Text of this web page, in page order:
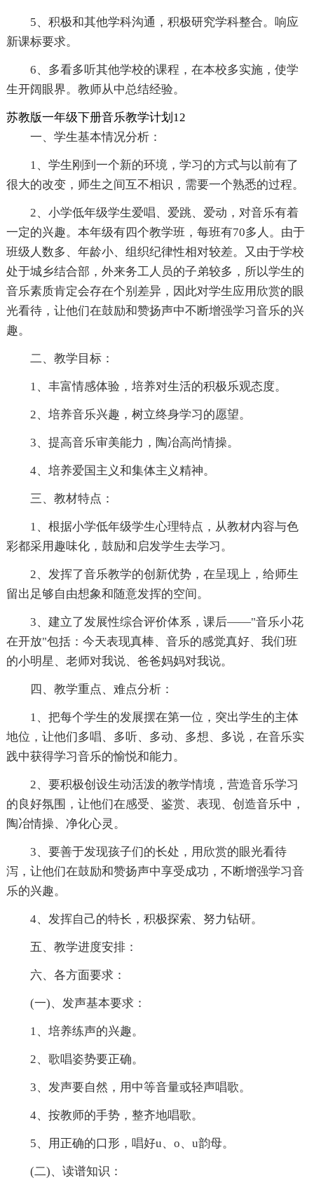
5、积极和其他学科沟通，积极研究学科整合。响应
新课标要求。
6、多看多听其他学校的课程，在本校多实施，使学
生开阔眼界。教师从中总结经验。
苏教版一年级下册音乐教学计划12
一、学生基本情况分析：
1、学生刚到一个新的环境，学习的方式与以前有了
很大的改变，师生之间互不相识，需要一个熟悉的过程。
2、小学低年级学生爱唱、爱跳、爱动，对音乐有着
一定的兴趣。本年级有四个教学班，每班有70多人。由于
班级人数多、年龄小、组织纪律性相对较差。又由于学校
处于城乡结合部，外来务工人员的子弟较多，所以学生的
音乐素质肯定会存在个别差异，因此对学生应用欣赏的眼
光看待，让他们在鼓励和赞扬声中不断增强学习音乐的兴
趣。
二、教学目标：
1、丰富情感体验，培养对生活的积极乐观态度。
2、培养音乐兴趣，树立终身学习的愿望。
3、提高音乐审美能力，陶冶高尚情操。
4、培养爱国主义和集体主义精神。
三、教材特点：
1、根据小学低年级学生心理特点，从教材内容与色
彩都采用趣味化，鼓励和启发学生去学习。
2、发挥了音乐教学的创新优势，在呈现上，给师生
留出足够自由想象和随意发挥的空间。
3、建立了发展性综合评价体系，课后——"音乐小花
在开放"包括：今天表现真棒、音乐的感觉真好、我们班
的小明星、老师对我说、爸爸妈妈对我说。
四、教学重点、难点分析：
1、把每个学生的发展摆在第一位，突出学生的主体
地位，让他们多唱、多听、多动、多想、多说，在音乐实
践中获得学习音乐的愉悦和能力。
2、要积极创设生动活泼的教学情境，营造音乐学习
的良好氛围，让他们在感受、鉴赏、表现、创造音乐中，
陶冶情操、净化心灵。
3、要善于发现孩子们的长处，用欣赏的眼光看待
泻，让他们在鼓励和赞扬声中享受成功，不断增强学习音
乐的兴趣。
4、发挥自己的特长，积极探索、努力钻研。
五、教学进度安排：
六、各方面要求：
(一)、发声基本要求：
1、培养练声的兴趣。
2、歌唱姿势要正确。
3、发声要自然，用中等音量或轻声唱歌。
4、按教师的手势，整齐地唱歌。
5、用正确的口形，唱好u、o、u韵母。
(二)、读谱知识：